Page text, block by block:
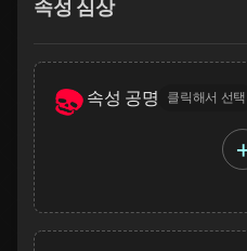
속성 심상
속성 공명 클릭해서 선택